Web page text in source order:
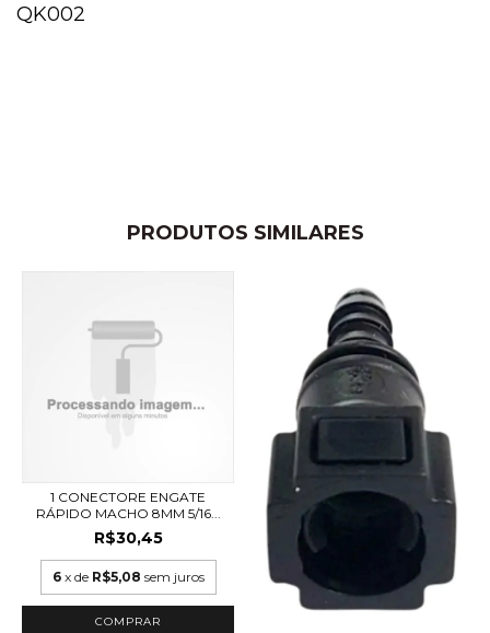
QK002
PRODUTOS SIMILARES
1 CONECTORE ENGATE
RÁPIDO MACHO 8MM 5/16...
R$30,45
6 x de R$5,08 sem juros